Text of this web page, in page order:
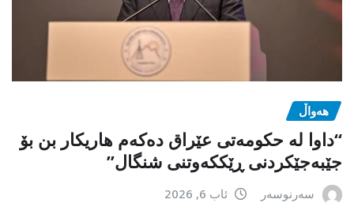
هەواڵ
“داوا لە حكومەتی عێراق دەكەم هاریكار بن بۆ
جێبەجێكردنی ڕێككەوتنی شنگال”
سەرنوسەر ئاب 6, 2026